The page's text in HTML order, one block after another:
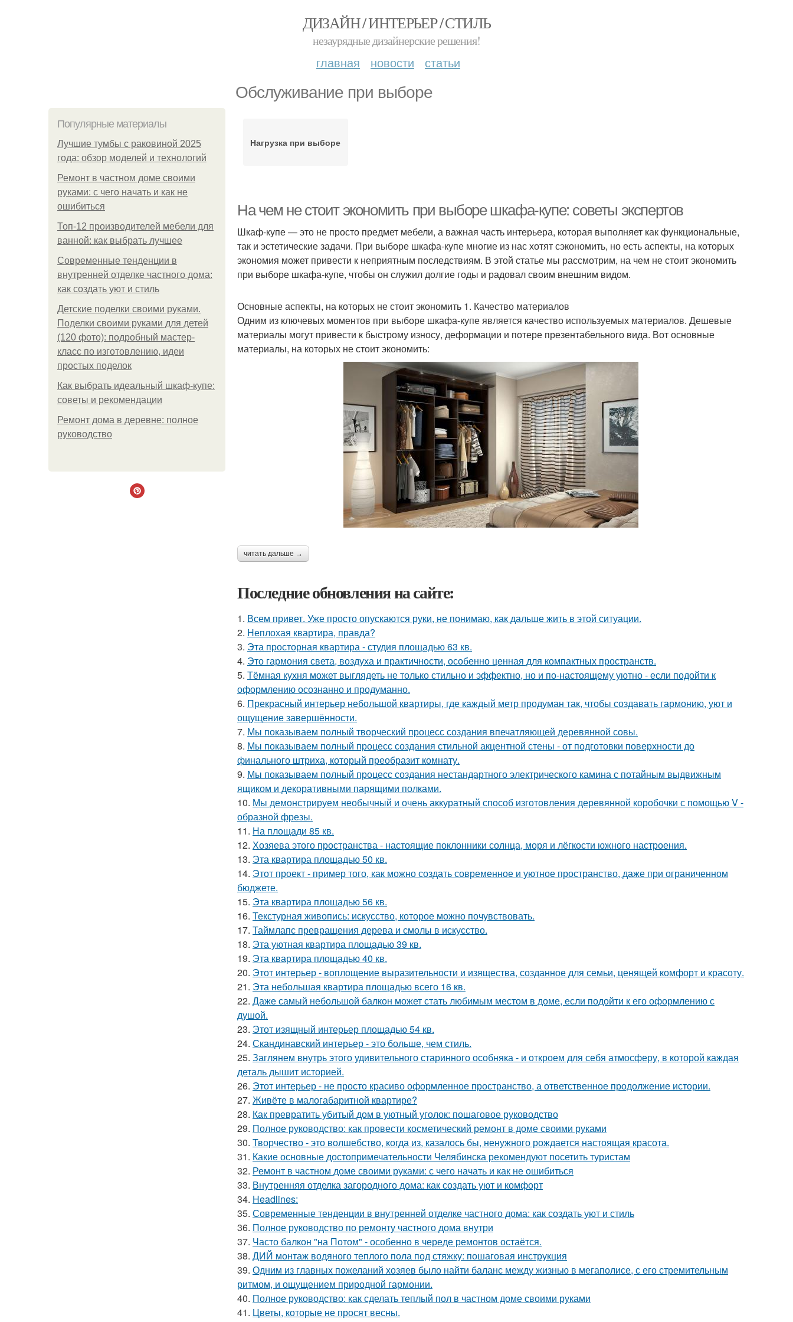
ДИЗАЙН / ИНТЕРЬЕР / СТИЛЬ
незаурядные дизайнерские решения!
главная новости статьи
Обслуживание при выборе
Популярные материалы
Лучшие тумбы с раковиной 2025
года: обзор моделей и технологий
Ремонт в частном доме своими
руками: с чего начать и как не
ошибиться
Топ-12 производителей мебели для
ванной: как выбрать лучшее
Современные тенденции в
внутренней отделке частного дома:
как создать уют и стиль
Детские поделки своими руками.
Поделки своими руками для детей
(120 фото): подробный мастер-
класс по изготовлению, идеи
простых поделок
Как выбрать идеальный шкаф-купе:
советы и рекомендации
Ремонт дома в деревне: полное
руководство
Нагрузка при выборе
На чем не стоит экономить при выборе шкафа-купе: советы экспертов
Шкаф-купе — это не просто предмет мебели, а важная часть интерьера, которая выполняет как функциональные,
так и эстетические задачи. При выборе шкафа-купе многие из нас хотят сэкономить, но есть аспекты, на которых
экономия может привести к неприятным последствиям. В этой статье мы рассмотрим, на чем не стоит экономить
при выборе шкафа-купе, чтобы он служил долгие годы и радовал своим внешним видом.
Основные аспекты, на которых не стоит экономить 1. Качество материалов
Одним из ключевых моментов при выборе шкафа-купе является качество используемых материалов. Дешевые
материалы могут привести к быстрому износу, деформации и потере презентабельного вида. Вот основные
материалы, на которых не стоит экономить:
читать дальше →
Последние обновления на сайте:
1. Всем привет. Уже просто опускаются руки, не понимаю, как дальше жить в этой ситуации.
2. Неплохая квартира, правда?
3. Эта просторная квартира - студия площадью 63 кв.
4. Это гармония света, воздуха и практичности, особенно ценная для компактных пространств.
5. Тёмная кухня может выглядеть не только стильно и эффектно, но и по-настоящему уютно - если подойти к
оформлению осознанно и продуманно.
6. Прекрасный интерьер небольшой квартиры, где каждый метр продуман так, чтобы создавать гармонию, уют и
ощущение завершённости.
7. Мы показываем полный творческий процесс создания впечатляющей деревянной совы.
8. Мы показываем полный процесс создания стильной акцентной стены - от подготовки поверхности до
финального штриха, который преобразит комнату.
9. Мы показываем полный процесс создания нестандартного электрического камина с потайным выдвижным
ящиком и декоративными парящими полками.
10. Мы демонстрируем необычный и очень аккуратный способ изготовления деревянной коробочки с помощью V -
образной фрезы.
11. На площади 85 кв.
12. Хозяева этого пространства - настоящие поклонники солнца, моря и лёгкости южного настроения.
13. Эта квартира площадью 50 кв.
14. Этот проект - пример того, как можно создать современное и уютное пространство, даже при ограниченном
бюджете.
15. Эта квартира площадью 56 кв.
16. Текстурная живопись: искусство, которое можно почувствовать.
17. Таймлапс превращения дерева и смолы в искусство.
18. Эта уютная квартира площадью 39 кв.
19. Эта квартира площадью 40 кв.
20. Этот интерьер - воплощение выразительности и изящества, созданное для семьи, ценящей комфорт и красоту.
21. Эта небольшая квартира площадью всего 16 кв.
22. Даже самый небольшой балкон может стать любимым местом в доме, если подойти к его оформлению с
душой.
23. Этот изящный интерьер площадью 54 кв.
24. Скандинавский интерьер - это больше, чем стиль.
25. Заглянем внутрь этого удивительного старинного особняка - и откроем для себя атмосферу, в которой каждая
деталь дышит историей.
26. Этот интерьер - не просто красиво оформленное пространство, а ответственное продолжение истории.
27. Живёте в малогабаритной квартире?
28. Как превратить убитый дом в уютный уголок: пошаговое руководство
29. Полное руководство: как провести косметический ремонт в доме своими руками
30. Творчество - это волшебство, когда из, казалось бы, ненужного рождается настоящая красота.
31. Какие основные достопримечательности Челябинска рекомендуют посетить туристам
32. Ремонт в частном доме своими руками: с чего начать и как не ошибиться
33. Внутренняя отделка загородного дома: как создать уют и комфорт
34. Headlines:
35. Современные тенденции в внутренней отделке частного дома: как создать уют и стиль
36. Полное руководство по ремонту частного дома внутри
37. Часто балкон "на Потом" - особенно в череде ремонтов остаётся.
38. ДИЙ монтаж водяного теплого пола под стяжку: пошаговая инструкция
39. Одним из главных пожеланий хозяев было найти баланс между жизнью в мегаполисе, с его стремительным
ритмом, и ощущением природной гармонии.
40. Полное руководство: как сделать теплый пол в частном доме своими руками
41. Цветы, которые не просят весны.